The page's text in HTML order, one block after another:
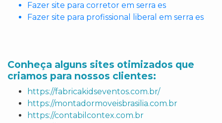
Fazer site para corretor em serra es
Fazer site para profissional liberal em serra es
Conheça alguns sites otimizados que
criamos para nossos clientes:
https://fabricakidseventos.com.br/
https://montadormoveisbrasilia.com.br
https://contabilcontex.com.br